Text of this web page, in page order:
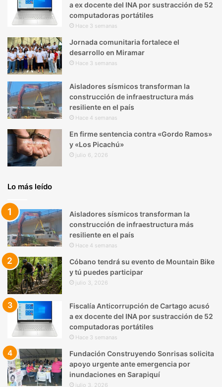
a ex docente del INA por sustracción de 52
computadoras portátiles
Hace 3 semanas
Jornada comunitaria fortalece el
desarrollo en Miramar
Hace 3 semanas
Aisladores sísmicos transforman la
construcción de infraestructura más
resiliente en el país
Hace 4 semanas
En firme sentencia contra «Gordo Ramos»
y «Los Picachú»
julio 6, 2026
Lo más leído
Aisladores sísmicos transforman la
construcción de infraestructura más
resiliente en el país
Hace 4 semanas
Cóbano tendrá su evento de Mountain Bike
y tú puedes participar
julio 3, 2026
Fiscalía Anticorrupción de Cartago acusó
a ex docente del INA por sustracción de 52
computadoras portátiles
Hace 3 semanas
Fundación Construyendo Sonrisas solicita
apoyo urgente ante emergencia por
inundaciones en Sarapiquí
julio 3, 2026